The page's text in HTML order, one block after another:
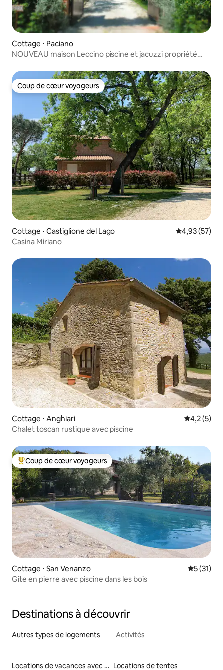
Cottage ⋅ Paciano
NOUVEAU maison Leccino piscine et jacuzzi propriété
Coup de cœur voyageurs
Coup de cœur voyageurs
Cottage ⋅ Castiglione del Lago Évaluation
4,93 (57)
Casina Miriano
Cottage ⋅ Anghiari Évaluation
4,2 (5)
Chalet toscan rustique avec piscine
Coups de cœur voyageurs les plus appréciés
Coup de cœur voyageurs
Cottage ⋅ San Venanzo
5 (31)
Gîte en pierre avec piscine dans les bois
Destinations à découvrir
Autres types de logements Activités
Locations de vacances avec piscine Locations de tentes